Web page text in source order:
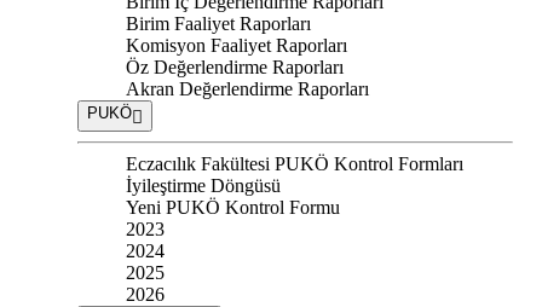
Birim Faaliyet Raporları
Komisyon Faaliyet Raporları
Öz Değerlendirme Raporları
Akran Değerlendirme Raporları
PUKÖ
Eczacılık Fakültesi PUKÖ Kontrol Formları
İyileştirme Döngüsü
Yeni PUKÖ Kontrol Formu
2023
2024
2025
2026